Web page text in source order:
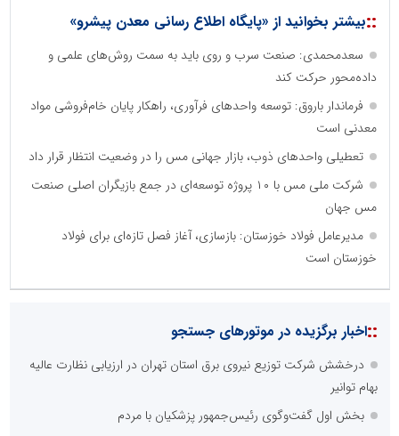
::بیشتر بخوانید از «پایگاه اطلاع رسانی معدن پیشرو»
سعدمحمدی: صنعت سرب و روی باید به سمت روش‌های علمی و
داده‌محور حرکت کند
فرماندار باروق: توسعه واحدهای فرآوری، راهکار پایان خام‌فروشی مواد
معدنی است
تعطیلی واحدهای ذوب، بازار جهانی مس را در وضعیت انتظار قرار داد
شرکت ملی مس با ۱۰ پروژه توسعه‌ای در جمع بازیگران اصلی صنعت
مس جهان
مدیرعامل فولاد خوزستان: بازسازی، آغاز فصل تازه‌ای برای فولاد
خوزستان است
::اخبار برگزیده در موتورهای جستجو
درخشش شرکت توزیع نیروی برق استان تهران در ارزیابی نظارت عالیه
بهام توانیر
بخش اول گفت‌وگوی رئیس‌جمهور پزشکیان با مردم